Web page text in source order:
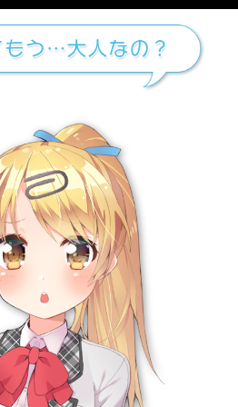
chobit(ちょび
ルーアバドン金曜土曜 ,おっぱい
ン金曜土曜
ーム(純愛系)
トップヘ戻る
PC版に切り替え
報の取扱い
コンプライアンスポリシー
ントに対する行動指針
ヘルプ
連サービス